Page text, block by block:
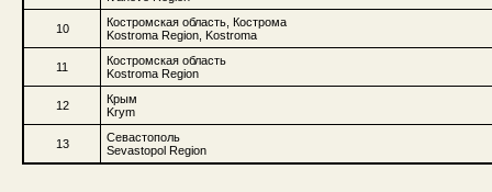
10
Костромская область, Кострома
Kostroma Region, Kostroma
11
Костромская область
Kostroma Region
12
Крым
Krym
13
Севастополь
Sevastopol Region